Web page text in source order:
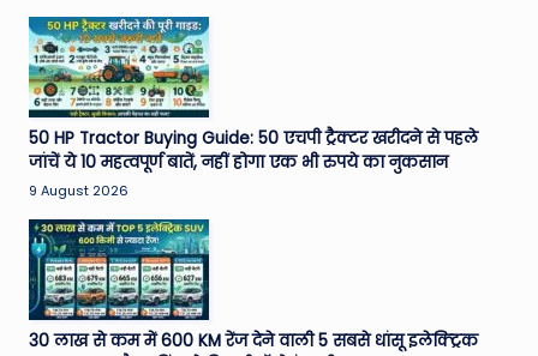
50 HP Tractor Buying Guide: 50 एचपी ट्रैक्टर खरीदने से पहले
जांचें ये 10 महत्वपूर्ण बातें, नहीं होगा एक भी रुपये का नुकसान
9 August 2026
30 लाख से कम में 600 KM रेंज देने वाली 5 सबसे धांसू इलेक्ट्रिक